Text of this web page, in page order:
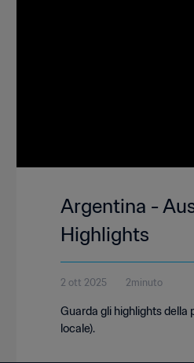
Argentina -
Highlights
2 ott 2025 2minuto
Guarda gli highlights
locale).